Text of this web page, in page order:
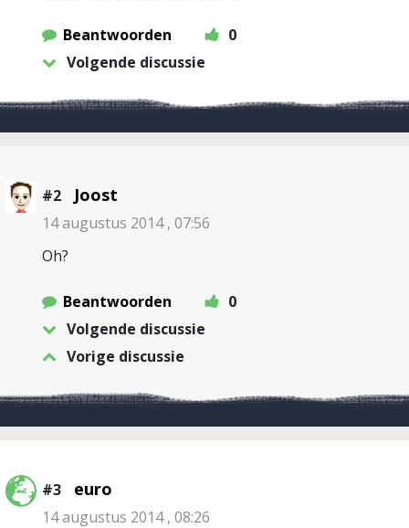
Beantwoorden
0
Volgende discussie
#2 Joost
14 augustus 2014 , 07:56
Oh?
Beantwoorden
0
Volgende discussie
Vorige discussie
#3 euro
14 augustus 2014 , 08:26